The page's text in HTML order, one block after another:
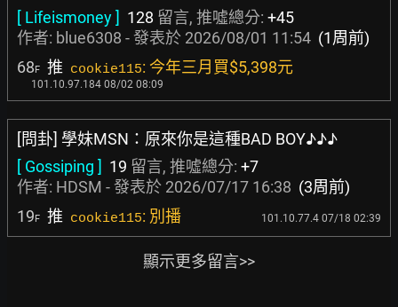
[ Lifeismoney ] 128 留言, 推噓總分: +45
作者: blue6308 - 發表於 2026/08/01 11:54 (1周前)
68F 推 cookie115: 今年三月買$5,398元
101.10.97.184 08/02 08:09
[問卦] 學妹MSN：原來你是這種BAD BOY♪♪♪
[ Gossiping ] 19 留言, 推噓總分: +7
作者: HDSM - 發表於 2026/07/17 16:38 (3周前)
19F 推 cookie115: 別播 101.10.77.4 07/18 02:39
顯示更多留言>>